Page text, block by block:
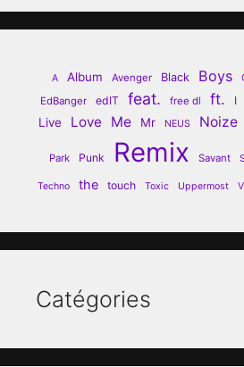
A Album Avenger Black Boys
EdBanger
edIT feat. free dl ft. I
Live Love Me Mr NEUS Noize
Park Punk Remix Savant
Techno the touch Toxic Uppermost
Catégories